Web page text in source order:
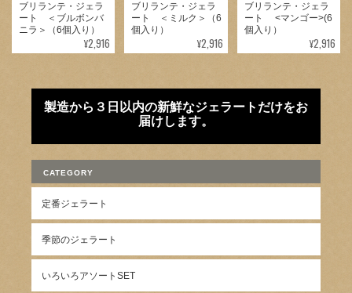
ブリランテ・ジェラ
ート ＜ブルボンバ
ニラ＞（6個入り）
¥2,916
ブリランテ・ジェラ
ート ＜ミルク＞（6
個入り）
¥2,916
ブリランテ・ジェラ
ート <マンゴー>(6
個入り）
¥2,916
製造から３日以内の新鮮なジェラートだけをお
届けします。
CATEGORY
定番ジェラート
季節のジェラート
いろいろアソートSET